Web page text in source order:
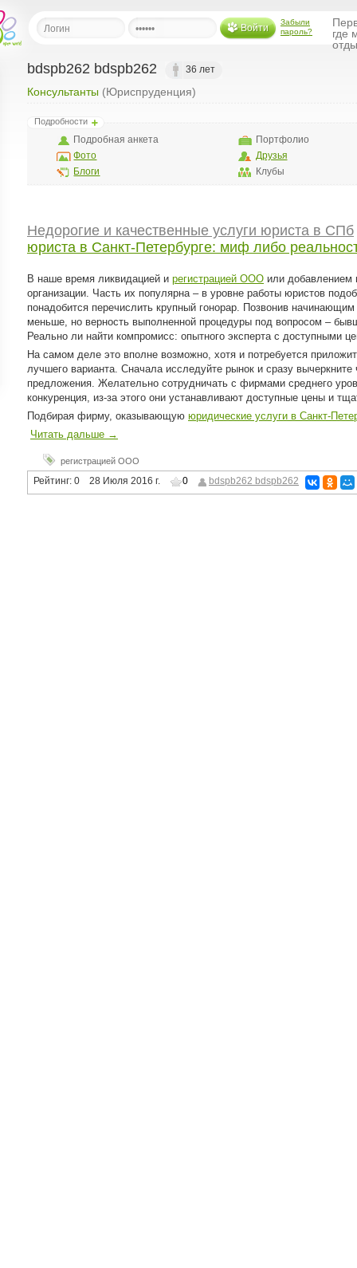
Войти
Забыли
пароль?
где
друзей
рассылку
bdspb262 bdspb262 36 лет
Консультанты (Юриспруденция)
Подробности
Подробная анкета
Фото
Блоги
Портфолио
Друзья
Клубы
Недорогие и качественные услуги юриста в СПб
юриста в Санкт-Петербурге: миф либо
В наше время ликвидацией и регистрацией ООО или добавлением
организации. Часть их популярна – в уровне работы юристов
понадобится перечислить крупный гонорар. Позвонив
меньше, но верность выполненной процедуры под вопросом –
Реально ли найти компромисс: опытного эксперта с доступными
На самом деле это вполне возможно, хотя и потребуется
лучшего варианта. Сначала исследуйте рынок и сразу вычеркните
предложения. Желательно сотрудничать с фирмами среднего
конкуренция, из-за этого они устанавливают доступные цены и
Подбирая фирму, оказывающую юридические услуги в Санкт-
Читать дальше →
регистрацией ООО
Рейтинг: 0 28 Июля 2016 г. 0 bdspb262 bdspb262